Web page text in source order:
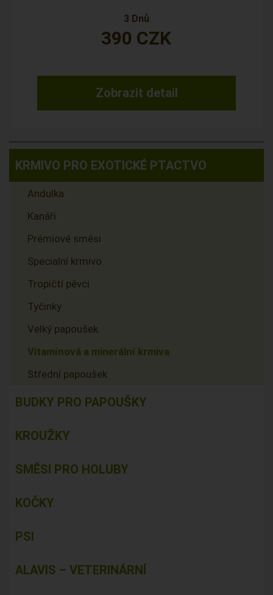
3 Dnů
Zobrazit detail
390 CZK
KRMIVO PRO EXOTICKÉ PTACTVO
Andulka
Kanáři
Prémiové směsi
Specialní krmivo
Tropičtí pěvci
Tyčinky
Velký papoušek
Vitamínová a minerální krmiva
Střední papoušek
BUDKY PRO PAPOUŠKY
KROUŽKY
SMĚSI PRO HOLUBY
KOČKY
PSI
ALAVIS – VETERINÁRNÍ